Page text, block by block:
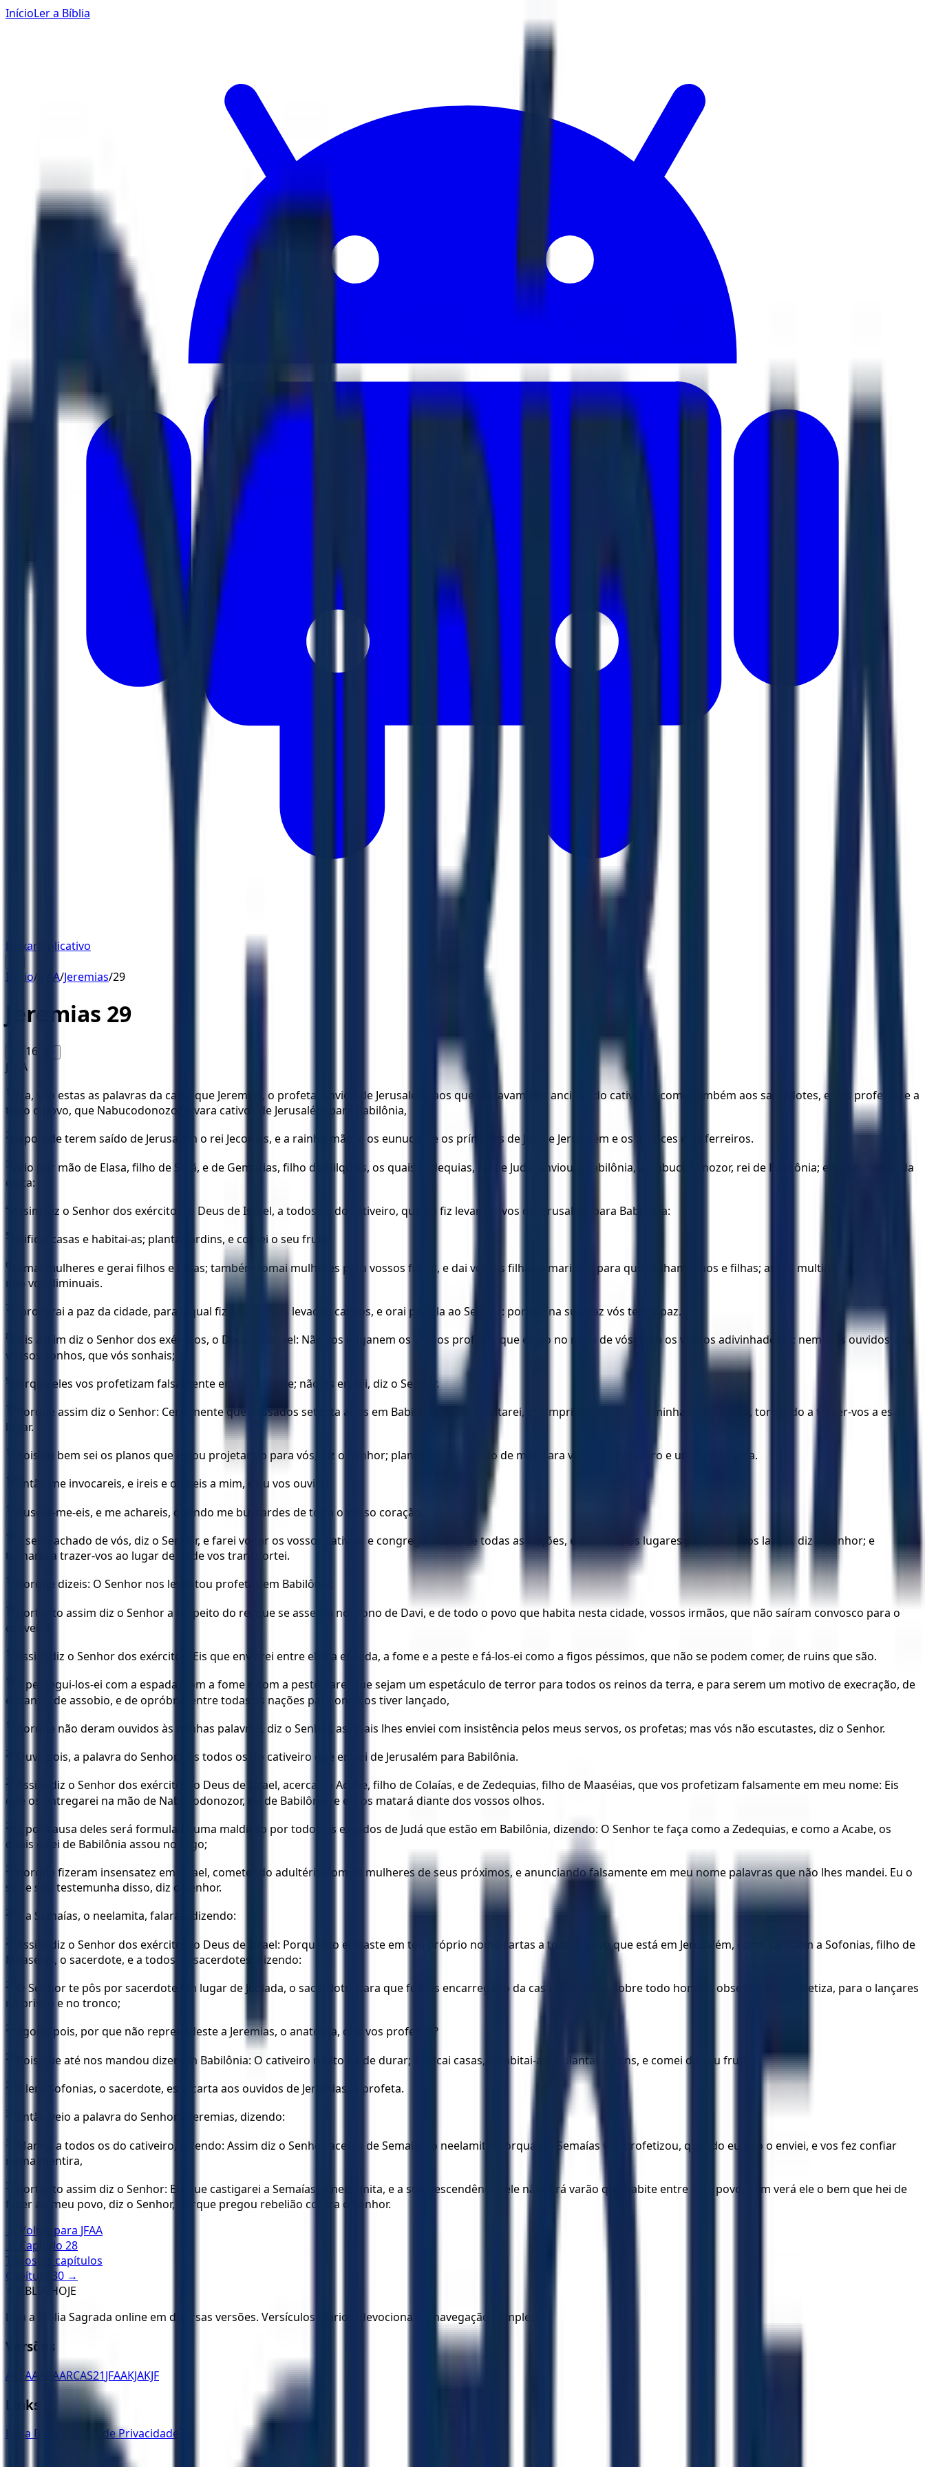
InícioLer a Bíblia
Baixar Aplicativo
Início/ JFAA/Jeremias/29
Jeremias 29
16 A+
JFAA
1
Ora, são estas as palavras da carta que Jeremias, o profeta, enviou de Jerusalém, aos que restavam dos anciãos do cativeiro, como também aos sacerdotes, e aos profetas, e a
todo o povo, que Nabucodonozor levara cativos de Jerusalém para Babilônia,
2 depois de terem saído de Jerusalém o rei Jeconias, e a rainha-mãe, e os eunucos, e os príncipes de Judá e Jerusalém e os artífices e os ferreiros.
3
Veio por mão de Elasa, filho de Safã, e de Gemarias, filho de Hilquias, os quais Zedequias, rei de Judá, enviou a Babilônia, a Nabucodonozor, rei de Babilônia; eis as palavras da
carta:
4 Assim diz o Senhor dos exércitos, o Deus de Israel, a todos os do cativeiro, que eu fiz levar cativos de Jerusalém para Babilônia:
5 Edificai casas e habitai-as; plantai jardins, e comei o seu fruto.
6
Tomai mulheres e gerai filhos e filhas; também tomai mulheres para vossos filhos, e dai vossas filhas a maridos, para que tenham filhos e filhas; assim multiplicai-vos ali, e
não vos diminuais.
7 E procurai a paz da cidade, para a qual fiz que fôsseis levados cativos, e orai por ela ao Senhor: porque na sua paz vós tereis paz.
8
Pois assim diz o Senhor dos exércitos, o Deus de Israel: Não vos enganem os vossos profetas que estão no meio de vós, nem os vossos adivinhadores; nem deis ouvidos aos
vossos sonhos, que vós sonhais;
9 porque eles vos profetizam falsamente em meu nome; não os enviei, diz o Senhor.
10
Porque assim diz o Senhor: Certamente que passados setenta anos em Babilônia, eu vos visitarei, e cumprirei sobre vós a minha boa palavra, tornando a trazer-vos a este
lugar.
11 Pois eu bem sei os planos que estou projetando para vós, diz o Senhor; planos de paz, e não de mal, para vos dar um futuro e uma esperança.
12 Então me invocareis, e ireis e orareis a mim, e eu vos ouvirei.
13 Buscar-me-eis, e me achareis, quando me buscardes de todo o vosso coração.
14
E serei achado de vós, diz o Senhor, e farei voltar os vossos cativos, e congregarvos-ei de todas as nações, e de todos os lugares para onde vos lancei, diz o Senhor; e
tornarei a trazer-vos ao lugar de onde vos transportei.
15 Porque dizeis: O Senhor nos levantou profetas em Babilônia;
16
portanto assim diz o Senhor a respeito do rei que se assenta no trono de Davi, e de todo o povo que habita nesta cidade, vossos irmãos, que não saíram convosco para o
cativeiro;
17 assim diz o Senhor dos exércitos: Eis que enviarei entre eles a espada, a fome e a peste e fá-los-ei como a figos péssimos, que não se podem comer, de ruins que são.
18
E persegui-los-ei com a espada, com a fome e com a peste; farei que sejam um espetáculo de terror para todos os reinos da terra, e para serem um motivo de execração, de
espanto, de assobio, e de opróbrio entre todas as nações para onde os tiver lançado,
19 porque não deram ouvidos às minhas palavras, diz o Senhor, as quais lhes enviei com insistência pelos meus servos, os profetas; mas vós não escutastes, diz o Senhor.
20 Ouvi, pois, a palavra do Senhor, vós todos os do cativeiro que enviei de Jerusalém para Babilônia.
21
Assim diz o Senhor dos exércitos, o Deus de Israel, acerca de Acabe, filho de Colaías, e de Zedequias, filho de Maaséias, que vos profetizam falsamente em meu nome: Eis
que os entregarei na mão de Nabucodonozor, rei de Babilônia, e ele os matará diante dos vossos olhos.
22
E por causa deles será formulada uma maldição por todos os exilados de Judá que estão em Babilônia, dizendo: O Senhor te faça como a Zedequias, e como a Acabe, os
quais o rei de Babilônia assou no fogo;
23
porque fizeram insensatez em Israel, cometendo adultério com as mulheres de seus próximos, e anunciando falsamente em meu nome palavras que não lhes mandei. Eu o
sei, e sou testemunha disso, diz o Senhor.
24 E a Semaías, o neelamita, falarás, dizendo:
25
Assim diz o Senhor dos exércitos, o Deus de Israel: Porquanto enviaste em teu próprio nome cartas a todo o povo que está em Jerusalém, como também a Sofonias, filho de
Maaséias, o sacerdote, e a todos os sacerdotes, dizendo:
26
O Senhor te pôs por sacerdote em lugar de Jeoiada, o sacerdote, para que fosses encarregado da casa do Senhor, sobre todo homem obsesso que profetiza, para o lançares
na prisão e no tronco;
27 agora, pois, por que não repreendeste a Jeremias, o anatotita, que vos profetiza?
28 Pois que até nos mandou dizer em Babilônia: O cativeiro muito há de durar; edificai casas, e habitai-as; e plantai jardins, e comei do seu fruto.
29 E lera Sofonias, o sacerdote, esta carta aos ouvidos de Jeremias, o profeta.
30 Então veio a palavra do Senhor a Jeremias, dizendo:
31
Manda a todos os do cativeiro, dizendo: Assim diz o Senhor acerca de Semaías, o neelamita: Porquanto Semaías vos profetizou, quando eu não o enviei, e vos fez confiar
numa mentira,
32
portanto assim diz o Senhor: Eis que castigarei a Semaías, o neelamita, e a sua descendência; ele não terá varão que habite entre este povo, nem verá ele o bem que hei de
fazer ao meu povo, diz o Senhor, porque pregou rebelião contra o Senhor.
← Voltar para JFAA
← Capítulo 28
Todos os capítulos
Capítulo
30 →
BÍBLIA HOJE
Leia a Bíblia Sagrada online em diversas versões. Versículos diários, devocionais e navegação completa.
Versões
ACFAA ARAARCAS21JFAAKJAKJF
Links
Ler a Bíblia Política de Privacidade